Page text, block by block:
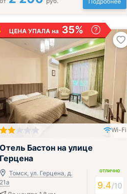
ЦЕНА УПАЛА на 35%
Включён завтрак и ужин или обед
Wi-Fi
Отель Бастон на улице
Герцена
Томск, ул. Герцена, д.
21а
ОТЛИЧНО
9.4/10